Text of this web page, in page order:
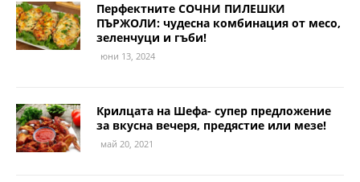
Перфектните СОЧНИ ПИЛЕШКИ
ПЪРЖОЛИ: чудесна комбинация от месо,
зеленчуци и гъби!
юни 13, 2024
Крилцата на Шефа- супер предложение
за вкусна вечеря, предястие или мезе!
май 20, 2021